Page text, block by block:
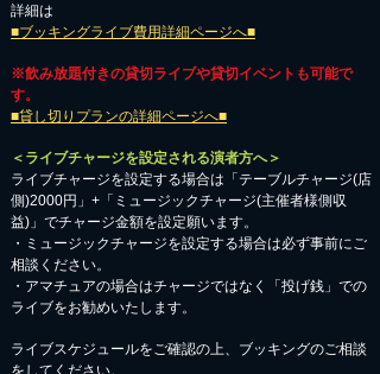
詳細は
■ブッキングライブ費用詳細ページへ■
※飲み放題付きの貸切ライブや貸切イベントも可能で
す。
■貸し切りプランの詳細ページへ■
＜ライブチャージを設定される演者方へ＞
ライブチャージを設定する場合は「テーブルチャージ(店
側)2000円」+「ミュージックチャージ(主催者様側収
益)」でチャージ金額を設定願います。
・ミュージックチャージを設定する場合は必ず事前にご
相談ください。
​・アマチュアの場合はチャージではなく「投げ銭」での
ライブをお勧めいたします。
​ライブスケジュールをご確認の上、ブッキングのご相談
をしてください。